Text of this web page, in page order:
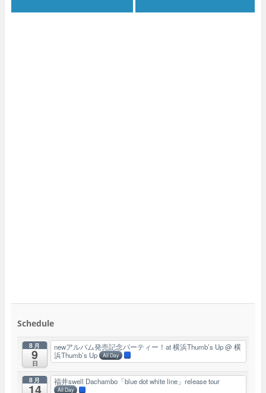
Schedule
8月
9
日
newアルバム発売記念パーティー！at 横浜Thumb’s Up@ 横
浜Thumb’s Up
All Day
8月
14 福井swell Dachambo「blue dot white line」release tour
All Day